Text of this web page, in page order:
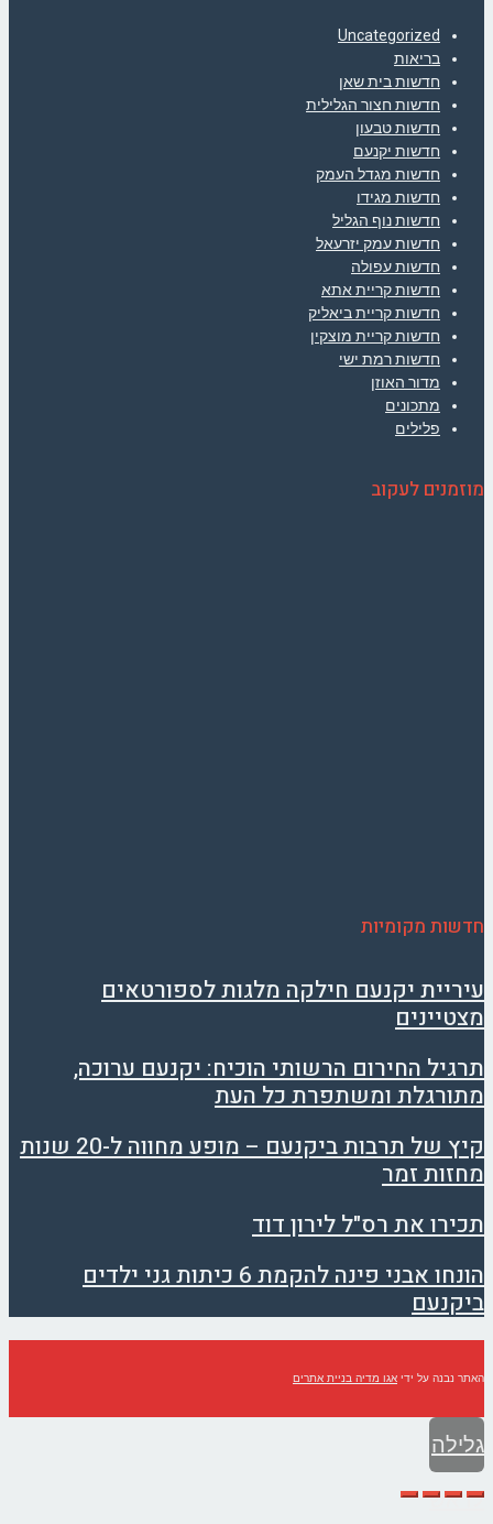
Uncategorized
בריאות
חדשות בית שאן
חדשות חצור הגלילית
חדשות טבעון
חדשות יקנעם
חדשות מגדל העמק
חדשות מגידו
חדשות נוף הגליל
חדשות עמק יזרעאל
חדשות עפולה
חדשות קריית אתא
חדשות קריית ביאליק
חדשות קריית מוצקין
חדשות רמת ישי
מדור האוזן
מתכונים
פלילים
מוזמנים לעקוב
חדשות מקומיות
עיריית יקנעם חילקה מלגות לספורטאים
מצטיינים
תרגיל החירום הרשותי הוכיח: יקנעם ערוכה,
מתורגלת ומשתפרת כל העת
קיץ של תרבות ביקנעם – מופע מחווה ל-20 שנות
מחזות זמר
תכירו את רס"ל לירון דוד
הונחו אבני פינה להקמת 6 כיתות גני ילדים
ביקנעם
האתר נבנה על ידי אגו מדיה בניית אתרים
גלילה
לראש